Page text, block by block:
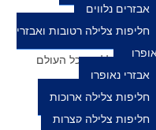
נלווים
צלילה רטובות ואבזרי
נאופרן
צלילה ארוכות
צלילה קצרות
הצוללים בכל העולם